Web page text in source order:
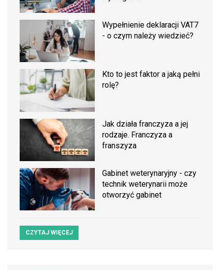
Wypełnienie deklaracji VAT7
- o czym należy wiedzieć?
Kto to jest faktor a jaką pełni
rolę?
Jak działa franczyza a jej
rodzaje. Franczyza a
franszyza
Gabinet weterynaryjny - czy
technik weterynarii może
otworzyć gabinet
CZYTAJ WIĘCEJ